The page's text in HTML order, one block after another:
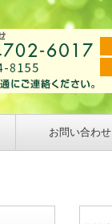
お問い合わせ